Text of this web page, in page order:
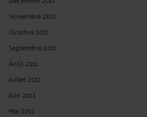
Novembre 2011
Octobre 2011
Septembre 2011
Août 2011
Juillet 2011
Juin 2011
Mai 2011